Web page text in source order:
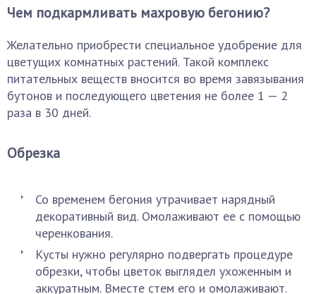
Чем подкармливать махровую бегонию?
Желательно приобрести специальное удобрение для
цветущих комнатных растений. Такой комплекс
питательных веществ вносится во время завязывания
бутонов и последующего цветения не более 1 — 2
раза в 30 дней.
Обрезка
Со временем бегония утрачивает нарядный
декоративный вид. Омолаживают ее с помощью
черенкования.
Кусты нужно регулярно подвергать процедуре
обрезки, чтобы цветок выглядел ухоженным и
аккуратным. Вместе стем его и омолаживают.